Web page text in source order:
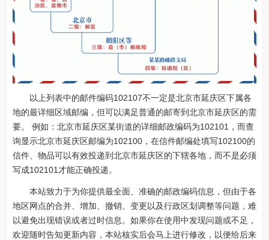
以上列表中的邮件编码102107不一定是北京市延庆区下属各
地的最详细区域邮编，但可以满足普通的邮寄到北京市延庆区的需
要。 例如：北京市延庆区某街道的详细邮政编码为102101，而查
询显示北京市延庆区邮编为102100，在信件邮编处填写102100的
信件、物品可以有效投递到北京市延庆区的下辖各地，而不是必须
写成102101才能正确投递。
本站致力于为你提供最全面、准确的邮政编码信息，但由于各
地区网点的合并、增加、撤销、变更以及行政区划调整等问题，难
以避免出现错误或者过时信息。如果你在使用中发现问题或不足，
欢迎随时告知更新内容，本站核实后会马上进行修改，以便给后来